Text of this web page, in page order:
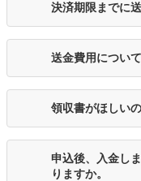
決済期限までに
送金費用につい
領収書がほしいの
申込後、入金し
りますか。